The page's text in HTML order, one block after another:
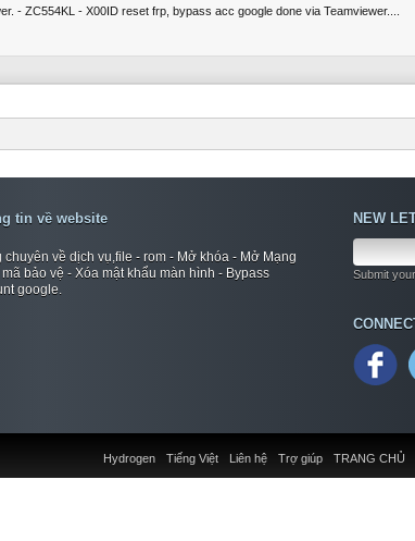
- ZC554KL - X00ID reset frp, bypass acc google done via Teamviewer....
tin về website
chuyên về dịch vụ,file - rom - Mở khóa - Mở Mạng
bảo vệ - Xóa mật khẩu màn hình - Bypass
google.
NEW
Submit
Liên hệ Trợ giúp TRANG CHỦ
Hydrogen Tiếng Việt